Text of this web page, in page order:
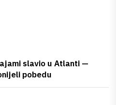
slavio u Atlanti —
pobedu